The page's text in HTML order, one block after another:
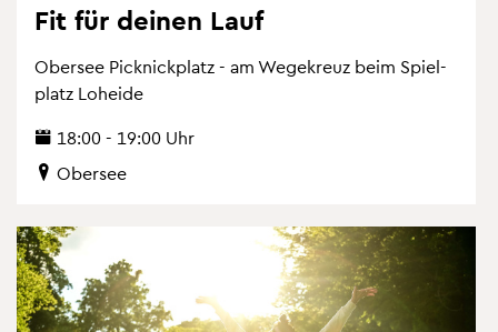
Fit für dei­nen Lauf
Ober­see Pick­nick­platz - am We­ge­kreuz beim Spiel­
platz Lo­hei­de
18:00 - 19:00 Uhr
Ober­see